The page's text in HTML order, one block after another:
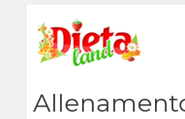
contenuto